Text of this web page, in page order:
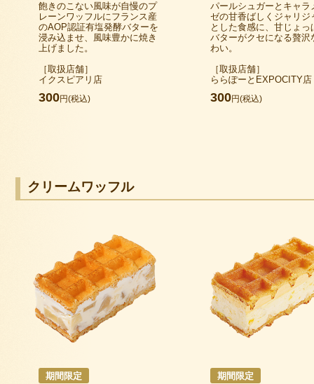
飽きのこない風味が自慢のプ
レーンワッフルにフランス産
のAOP認証有塩発酵バターを
浸み込ませ、風味豊かに焼き
上げました。
［取扱店舗］
イクスピアリ店
300円(税込)
パールシュガーとキャラ
ゼの甘香ばしくジャリジ
とした食感に、甘じょっ
バターがクセになる贅沢
わい。
［取扱店舗］
ららぽーとEXPOCITY店
300円(税込)
クリームワッフル
期間限定 期間限定